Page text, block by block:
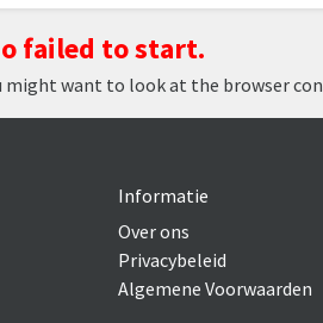
failed to start.
might want to look at the browser
Informatie
Over ons
Privacybeleid
Algemene Voorwaarden